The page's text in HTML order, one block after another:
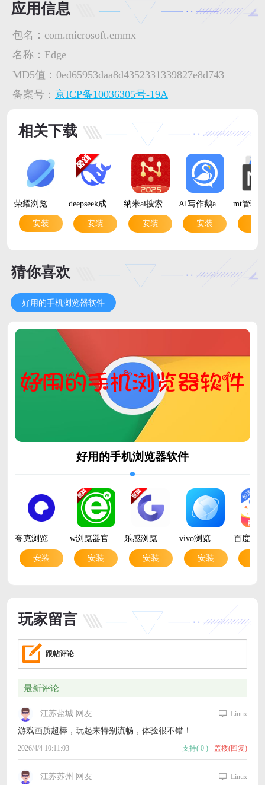
应用信息
包名： com.microsoft.emmx
名称： Edge
MD5值： 0ed65953daa8d4352331339827e8d743
备案号： 京ICP备10036305号-19A
相关下载
荣耀浏览器v3.6.1.301 荣耀自研极速安全手机浏览器
安装 安装 安装
AI写作鹅app智能写作v1.0.40 安卓版
安装
猜你喜欢
好用的手机浏览器软件
好用的手机浏览器软件
安装 安装 安装
vivo浏览器官方版v29.8.3.0 安卓版
安装
玩家留言
跟帖评论
最新评论
江苏盐城 网友
2026/4/4 10:11:03
游戏画质超棒，玩起来特别流畅，体验很不错！
Linux
支持( 0) 盖楼(回复)
江苏苏州 网友 Linux